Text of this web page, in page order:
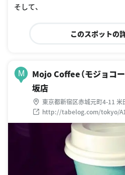
そして、
このスポットの
M
Mojo Coffee（モジョコ
坂店
東京都新宿区赤城元町4-11 米
http://tabelog.com/tokyo/